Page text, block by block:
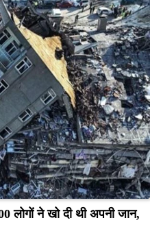
लोगों ने खो दी थी अपनी जान,